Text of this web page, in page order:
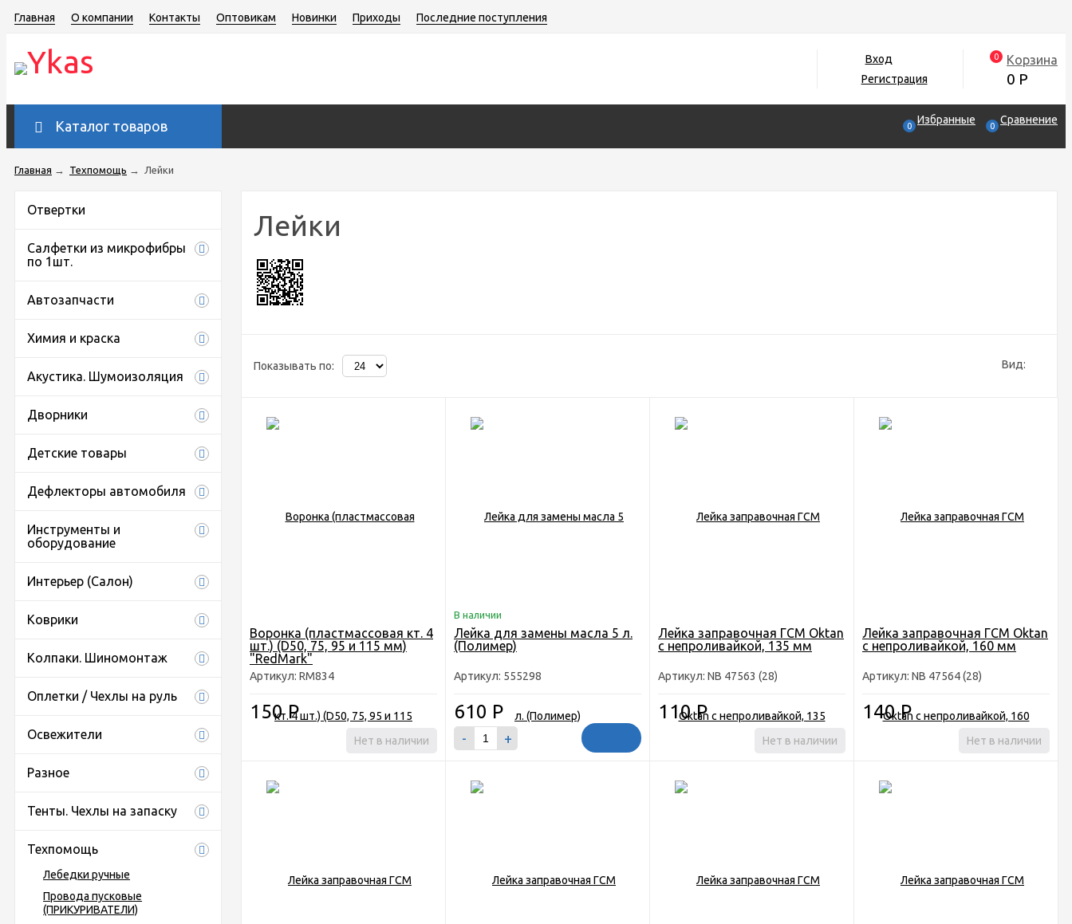
Главная О компании Контакты Оптовикам Новинки Приходы Последние поступления
Вход
Регистрация
0 Корзина
0 Р
Каталог товаров 0 Избранные 0 Сравнение
Главная → Техпомощь → Лейки
Отвертки
Салфетки из микрофибры
по 1шт.
Автозапчасти
Химия и краска
Акустика. Шумоизоляция
Дворники
Детские товары
Дефлекторы автомобиля
Инструменты и
оборудование
Интерьер (Салон)
Коврики
Колпаки. Шиномонтаж
Оплетки / Чехлы на руль
Освежители
Разное
Тенты. Чехлы на запаску
Техпомощь
Лебедки ручные
Провода пусковые
(ПРИКУРИВАТЕЛИ)
Лейки
Показывать по: Вид:
Воронка (пластмассовая кт. 4
шт.) (D50, 75, 95 и 115 мм)
"RedMark"
Артикул: RM834
150Р
Нет в наличии
В наличии
Лейка для замены масла 5 л.
(Полимер)
Артикул: 555298
610 Р
- +
Лейка заправочная ГСМ Oktan
с непроливайкой, 135 мм
Артикул: NB 47563 (28)
110Р
Нет в наличии
Лейка заправочная ГСМ Oktan
с непроливайкой, 160 мм
Артикул: NB 47564 (28)
140Р
Нет в наличии